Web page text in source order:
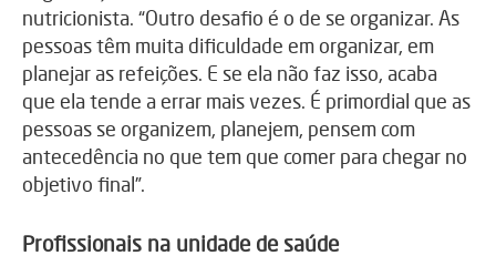
nutricionista. “Outro desafio é o de se organizar. As
pessoas têm muita dificuldade em organizar, em
planejar as refeições. E se ela não faz isso, acaba
que ela tende a errar mais vezes. É primordial que as
pessoas se organizem, planejem, pensem com
antecedência no que tem que comer para chegar no
objetivo final”.
Profissionais na unidade de saúde